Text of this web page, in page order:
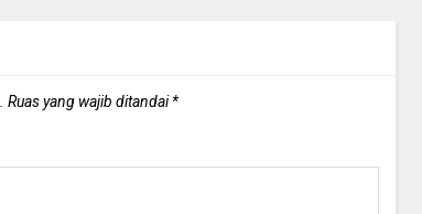
Ruas yang wajib ditandai*